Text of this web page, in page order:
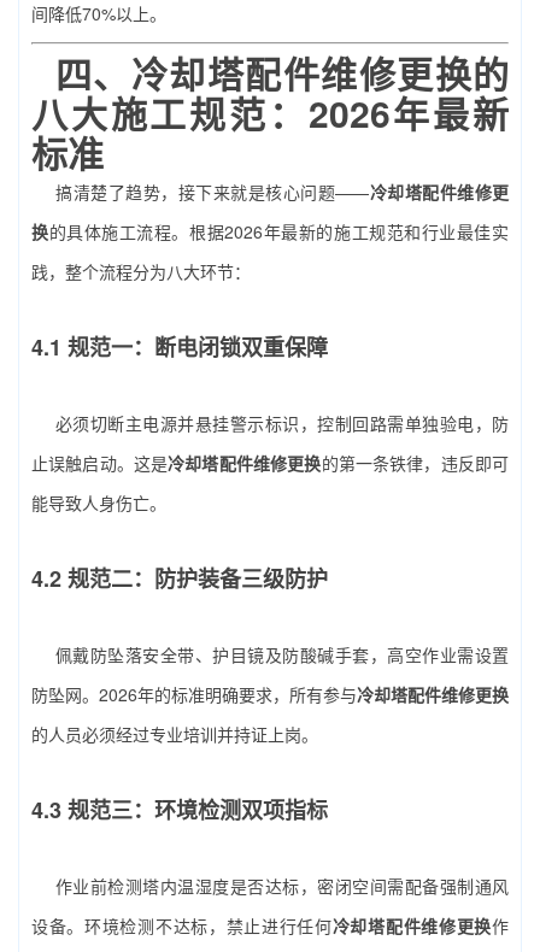
间降低70%以上。
四、 冷却塔配件维修更换的
八大施工规范：2026年最新
标准
搞清楚了趋势，接下来就是核心问题——冷却塔配件维修更
换的具体施工流程。根据2026年最新的施工规范和行业最佳实
践，整个流程分为八大环节：
4.1 规范一：断电闭锁双重保障
必须切断主电源并悬挂警示标识，控制回路需单独验电，防
止误触启动。这是冷却塔配件维修更换的第一条铁律，违反即可
能导致人身伤亡。
4.2 规范二：防护装备三级防护
佩戴防坠落安全带、护目镜及防酸碱手套，高空作业需设置
防坠网。2026年的标准明确要求，所有参与冷却塔配件维修更换
的人员必须经过专业培训并持证上岗。
4.3 规范三：环境检测双项指标
作业前检测塔内温湿度是否达标，密闭空间需配备强制通风
设备。环境检测不达标，禁止进行任何冷却塔配件维修更换作